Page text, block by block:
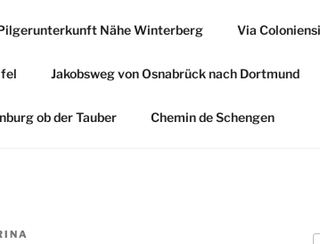
Nähe Winterberg Via
Jakobsweg von Osnabrück nach Dortmund
ob der Tauber Chemin de Schengen